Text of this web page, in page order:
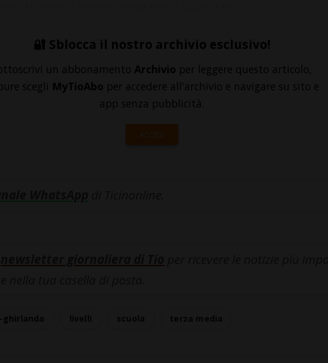
🔐 Sblocca il nostro archivio esclusivo!
un abbonamento Archivio per leggere questo articolo,
scegli MyTioAbo per accedere all'archivio e navigare su sito e
app senza pubblicità.
ACCEDI